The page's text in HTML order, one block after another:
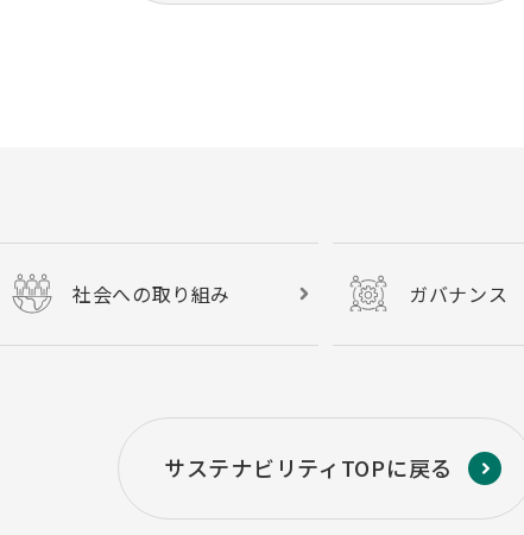
社会への取り組み ガバナンス
サステナビリティTOPに戻る